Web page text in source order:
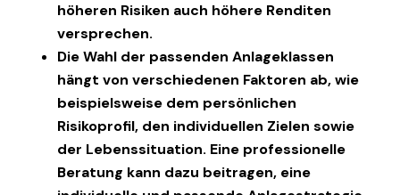
höheren Risiken auch höhere Renditen
versprechen.
Die Wahl der passenden Anlageklassen
hängt von verschiedenen Faktoren ab, wie
beispielsweise dem persönlichen
Risikoprofil, den individuellen Zielen sowie
der Lebenssituation. Eine professionelle
Beratung kann dazu beitragen, eine